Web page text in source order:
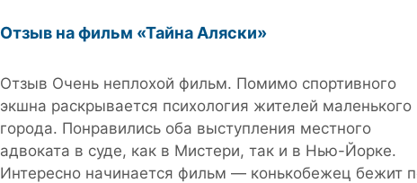
Отзыв на фильм «Тайна Аляски»
Отзыв Очень неплохой фильм. Помимо спортивного
экшна раскрывается психология жителей маленького
города. Понравились оба выступления местного
адвоката в суде, как в Мистери, так и в Нью-Йорке.
Интересно начинается фильм — конькобежец бежит